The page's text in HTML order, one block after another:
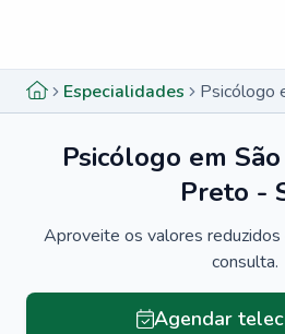
Especialidades
Psicólogo em
Preto -
Aproveite os valores reduzidos
consulta.
Agendar